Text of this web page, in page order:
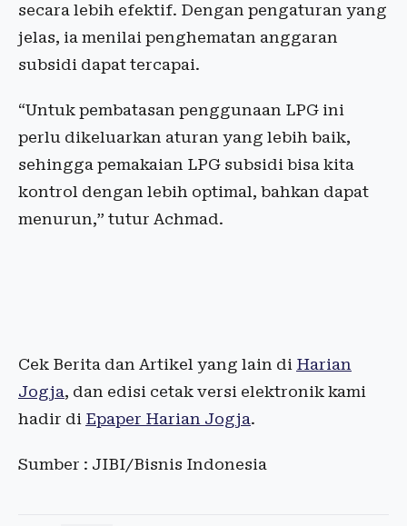
secara lebih efektif. Dengan pengaturan yang
jelas, ia menilai penghematan anggaran
subsidi dapat tercapai.
“Untuk pembatasan penggunaan LPG ini
perlu dikeluarkan aturan yang lebih baik,
sehingga pemakaian LPG subsidi bisa kita
kontrol dengan lebih optimal, bahkan dapat
menurun,” tutur Achmad.
Cek Berita dan Artikel yang lain di Harian
Jogja, dan edisi cetak versi elektronik kami
hadir di Epaper Harian Jogja.
Sumber : JIBI/Bisnis Indonesia